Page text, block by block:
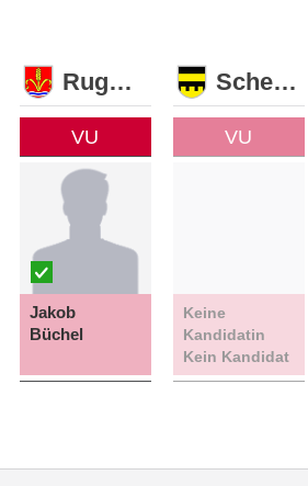
Ruggell
VU
Jakob
Büchel
Schellenberg
VU
Keine
Kandidatin
Kein Kandidat